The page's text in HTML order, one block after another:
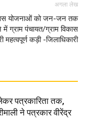
अगला लेख
योजनाओं को जन-जन तक
में ग्राम पंचायत/ग्राम विकास
महत्वपूर्ण कड़ी -जिलाधिकारी
पत्रकारिता तक,
ने पत्रकार वीरेंद्र